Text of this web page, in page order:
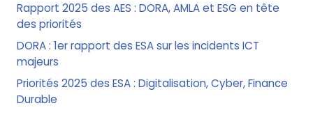
Rapport 2025 des AES : DORA, AMLA et ESG en tête
des priorités
DORA : 1er rapport des ESA sur les incidents ICT
majeurs
Priorités 2025 des ESA : Digitalisation, Cyber, Finance
Durable